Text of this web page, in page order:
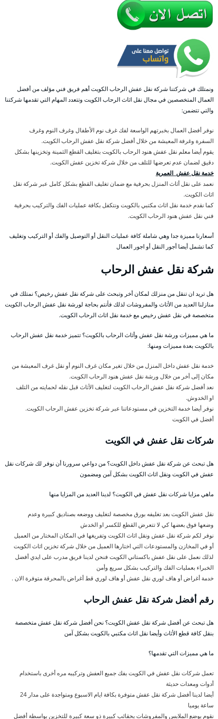
ونمتلك في شركتنا شركة نقل عفش الرحاب الكويت أهم فريق فني مؤلف من أفضل
العمال المتخصصين في مجال نقل اثاث الرحاب الكويت وتتعدد المهام التي تقدمها شركتنا
والتي تتضمن:
نوفر أفضل العمال بخبرتهم الواسعة لفك غرف نوم الأطفال وغرف النوم وغرف
السفرة وغرفة المعيشة من خلال أفضل شركة نقل عفش الرحاب الكويت.
يقوم أيضا معلم نقل عفش هنود الرحاب بالكويت بتغليف القطع الثمينة وتخزينها بشكل
دقيق لضمان عدم تعرضها للتلف من خلال شركة تخزين عفش الكويت.
خدمة نقل عفش العمرية
نعمد على نقل أثاث المنزل بحرفية مع ضمان تغليف القطع بشكل كامل عبر شركة نقل
اثاث الكويت.
كما نقدم خدمة نقل اثاث مكتبي بالكويت ونتكفل بكافة عمليات الفك والتركيب بحرفية
فني نقل عفش هنود الرحاب الكويت.
أسعارنا مميزة جدا وهي شاملة كافة عمليات النقل أو التوصيل والفك أو التركيب وتغليف
كما تشمل أيضا أجور النقل أو اجور العمال
شركة نقل عفش الرحاب
هل تريد ان تنقل من منزلك لمكان أخر وتبحث على شركة نقل عفش رخيص؟ نمتلك في
منازلنا العديد من الأثاث والمفروشات لذلك فأنتم بحاجة لورشة نقل عفش الرحاب الكويت
متخصصة في نقل عفش رخيص مع خدمة نقل اثاث الرحاب الكويت.
ما هي مميزات ورشة نقل عفش وأثاث الرحاب بالكويت؟ تتميز خدمة نقل عفش الرحاب
بالكويت بعدة مميزات ومنها:
خدمة نقل عفش داخل المنزل من خلال تغير مكان غرف النوم أو نقل غرف المعيشة من
مكان إلى أخر من خلال ورشة نقل عفش هنود الرحاب الكويت.
نعد أفضل شركة نقل عفش الرحاب الكويت لتغليف الأثاث قبل نقله لحمايته من التلف
او الخدوش.
نوفر أيضا خدمة التخزين في مستودعاتنا عبر شركة تخزين عفش الرحاب الكويت.
أفضل في الكويت
شركات نقل عفش في الكويت
هل تبحث عن شركة نقل عفش داخل الكويت؟ من دواعي سرورنا أن نوفر لك شركات نقل
عفش في الكويت ونقل اثاث الكويت بشكل آمن ومضمون
ماهي مزايا شركات نقل عفش في الكويت؟ لدينا العديد من المزايا منها
نقل عفش الكويت بعد تغليفه بورق مخصصة لتغليف ووضعه بصناديق كبيرة وعدم
وضعها فوق بعضها كي لا تتعرض القطع للكسر او الخدش
نوفر لكم شركة نقل عفش ونقل اثاث الكويت وتفريغها في المكان المختار من العميل
أو في المخازن والمستودعات التي اختارها العميل من خلال شركة تخزين اثاث الكويت
لذلك نعمل على نقل عفش باكستاني الكويت فنحن لدينا فريق مدرب على ايدي أفضل
الخبراء بعمليات الفك والتركيب بشكل سريع وأمن
خدمة أغراض أو هاف لوري نقل عفش أو هاف لوري قط أغراض بالمحرقة متوفرة الان .
رقم أفضل شركة نقل عفش الرحاب
هل تبحث عن أفضل شركة نقل عفش الكويت؟ نحن أفضل شركة نقل عفش متخصصة
بنقل كافة قطع الأثاث وأيضا نقل اثاث مكتبي بالكويت بشكل آمن
ما هي مميزات التي تقدمها؟
تعمل شركات نقل عفش في الكويت بفك جميع العفش وتركيبه مره أخرى باستخدام
أدوات ومعدات حديثة
أيضا لدينا أفضل شركة نقل عفش متوفرة بكافة ايام الاسبوع ومتواجدة على مدار 24
ساعة يوميا
نقوم بوضع الملابس والمفروشات بحقائب كبيرة ذو سعة كبيرة للتخزين بواسطة أفضل